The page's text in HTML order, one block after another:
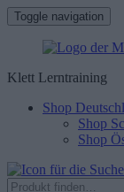
Toggle navigation
Klett Lerntraining
Shop
Shop
Shop